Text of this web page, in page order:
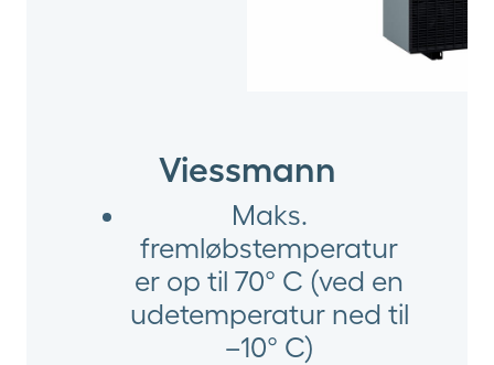
Viessmann
Maks.
fremløbstemperatur
er op til 70° C (ved en
udetemperatur ned til
–10° C)